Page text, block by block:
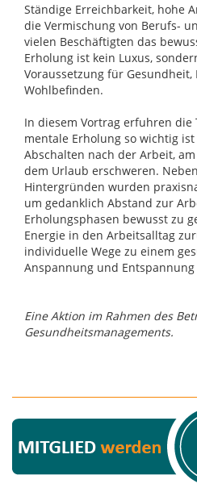
Ständige Erreichbarkeit, hohe
die Vermischung von Berufs-
vielen Beschäftigten das
Erholung ist kein Luxus,
Voraussetzung für
Wohlbefinden.
In diesem Vortrag erfuhren
mentale Erholung so wichtig
Abschalten nach der Arbeit,
dem Urlaub erschweren.
Hintergründen wurden
um gedanklich Abstand zur
Erholungsphasen bewusst zu
Energie in den Arbeitsalltag
individuelle Wege zu einem
Anspannung und
Eine Aktion im Rahmen des
Gesundheitsmanagements.